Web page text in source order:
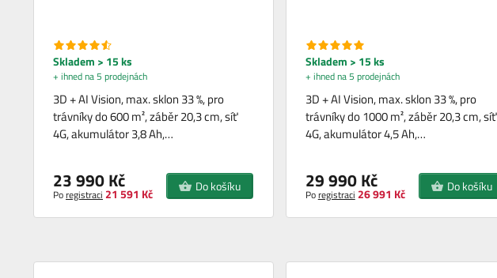
Skladem > 15 ks
+ ihned na 5 prodejnách
3D + AI Vision, max. sklon 33 %, pro
trávníky do 600 m², záběr 20,3 cm, síť
4G, akumulátor 3,8 Ah,…
23 990 Kč
Poregistraci 21 591 Kč Do košíku
Skladem > 15 ks
+ ihned na 5 prodejnách
3D + AI Vision, max. sklon 33 %, pro
trávníky do 1000 m², záběr 20,3 cm, síť
4G, akumulátor 4,5 Ah,…
29 990 Kč
Poregistraci 26 991 Kč Do košíku